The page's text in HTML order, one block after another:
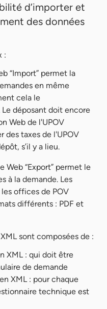
d’importer et
des données
:
“Import” permet la
en même
cela le
Le déposant doit encore
Web de l'UPOV
des taxes de l'UPOV
s’il y a lieu.
Web “Export” permet le
à la demande. Les
offices de POV
différents : PDF et
sont composées de :
XML : qui doit être
de demande
XML : pour chaque
technique est